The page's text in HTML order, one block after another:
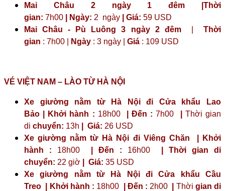
Mai Châu 2 ngày 1 đêm |Thời
gian: 7h00 | Ngày: 2 ngày Giá: 59 USD
Mai Châu - Pù Luông 3 ngày 2 đêm
Thời
gian : 7h00 | Ngày : 3 ngày | Giá : 109 USD
VÉ VIỆT NAM – LÀO TỪ HÀ NỘI
Xe giường nằm từ Hà Nội đi Cửa khẩu Lao
Bảo | Khởi hành : 18h00| Đến : 7h00
Thời gian
di chuyển: 13h Giá: 26 USD
Xe giường nằm từ Hà Nội đi Viêng Chăn | Khởi
hành : 18h00 | Đến : 16h00 | Thời gian di
chuyển: 22 giờ | Giá: 35 USD
Xe giường nằm từ Hà Nội đi Cửa khẩu Cầu
Treo | Khởi hành : 18h00 | Đến : 2h00 Thời gian di